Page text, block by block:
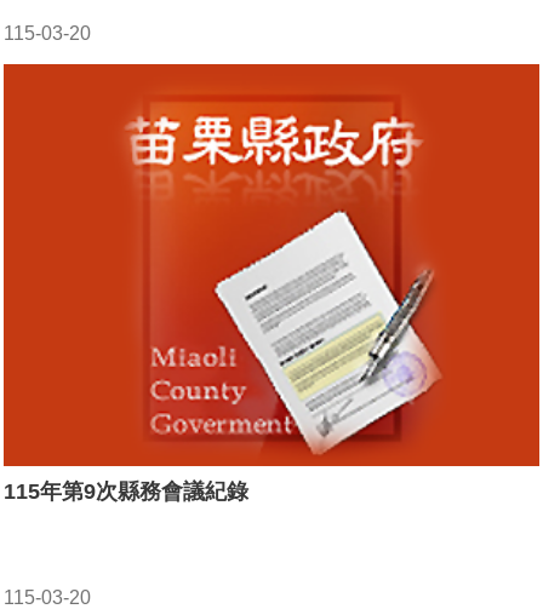
115-03-20
115年第9次縣務會議紀錄
115-03-20